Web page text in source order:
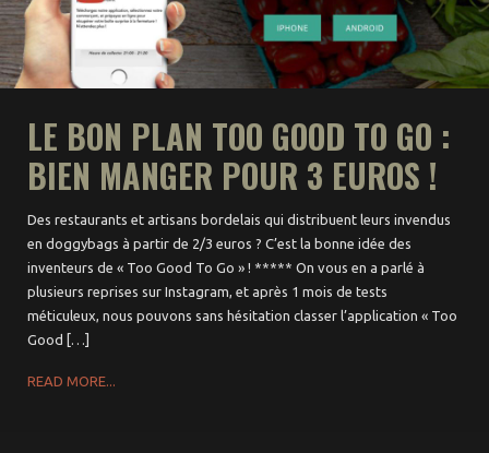
LE BON PLAN TOO GOOD TO GO :
BIEN MANGER POUR 3 EUROS !
Des restaurants et artisans bordelais qui distribuent leurs invendus
en doggybags à partir de 2/3 euros ? C’est la bonne idée des
inventeurs de « Too Good To Go » ! ***** On vous en a parlé à
plusieurs reprises sur Instagram, et après 1 mois de tests
méticuleux, nous pouvons sans hésitation classer l’application « Too
Good […]
READ MORE...